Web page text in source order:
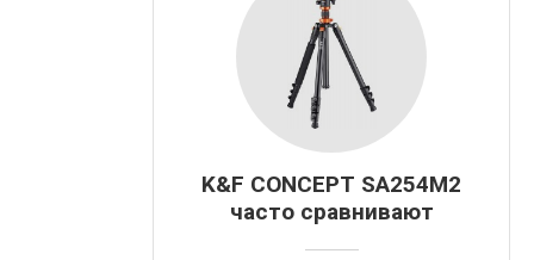
K&F CONCEPT SA254M2
часто сравнивают